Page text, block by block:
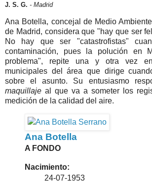
J. S. G. - Madrid
Ana Botella, concejal de Medio
de Madrid, considera que "hay que ser
No hay que ser "catastrofistas"
contaminación, pues la polución en
problema", repite una y otra vez
municipales del área que dirige
sobre el asunto. Su entusiasmo
maquillaje al que va a someter los
medición de la calidad del aire.
Ana Botella
A FONDO
Nacimiento:
24-07-1953